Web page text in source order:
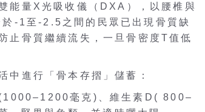
能量X光吸收儀（DXA），以腰椎與
-1至-2.5之間的民眾已出現骨質缺
止骨質繼續流失，一旦骨密度T值低
中進行「骨本存摺」儲蓄：
(1000–1200毫克)、維生素D( 800–